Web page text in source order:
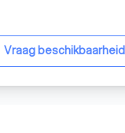
Vraag beschikbaarheid